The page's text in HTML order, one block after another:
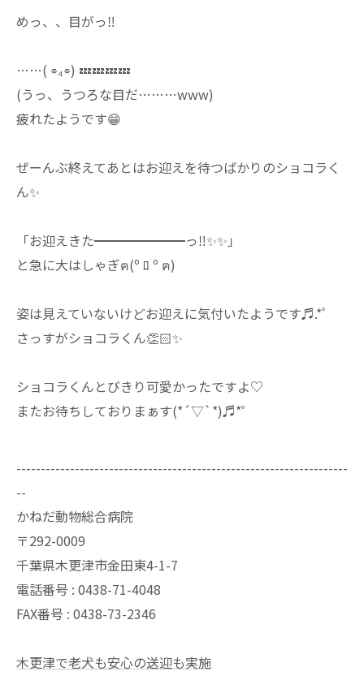
⁡めっ、、目がっ‼️⁡
⁡……( ⌯₄⌯) 💤💤💤💤⁡
⁡(うっ、うつろな目だ………www)⁡
⁡⁡疲れたようです😁⁡
⁡ぜーんぶ終えてあとはお迎えを待つばかりのショコラく
ん✨⁡
「お迎えきた━━━━━━━っ‼️✨✨」⁡
と急に大はしゃぎฅ(º ﾛ º ฅ)
⁡姿は見えていないけどお迎えに気付いたようです♬.*ﾟ⁡
⁡さっすがショコラくん👏🏻✨⁡
ショコラくん⁡とびきり可愛かったですよ♡⁡
⁡⁡またお待ちしておりまぁす(*´▽`*)♬*゜⁡
--------------------------------------------------------------------
--
かねだ動物総合病院
〒292-0009
千葉県木更津市金田東4-1-7
電話番号 : 0438-71-4048
FAX番号 : 0438-73-2346
木更津で老犬も安心の送迎も実施